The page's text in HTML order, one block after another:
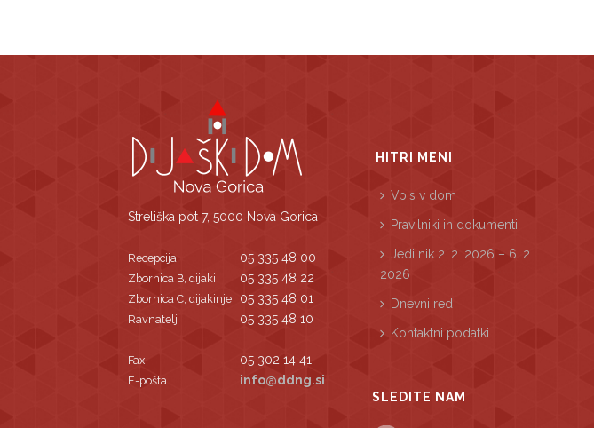
Streliška pot 7, 5000 Nova Gorica
Recepcija 05 335 48 00
Zbornica B, dijaki 05 335 48 22
Zbornica C, dijakinje 05 335 48 01
Ravnatelj 05 335 48 10
Fax 05 302 14 41
E-pošta info@ddng.si
HITRI MENI
Vpis v dom
Pravilniki in dokumenti
Jedilnik 2. 2. 2026 – 6. 2.
2026
Dnevni red
Kontaktni podatki
SLEDITE NAM